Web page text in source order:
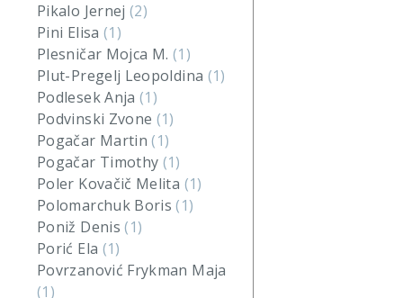
Pikalo Jernej(2)
Pini Elisa (1)
Plesničar Mojca M. (1)
Plut-Pregelj Leopoldina (1)
Podlesek Anja(1)
Podvinski Zvone (1)
Pogačar Martin(1)
Pogačar Timothy (1)
Poler Kovačič Melita (1)
Polomarchuk Boris(1)
Poniž Denis(1)
Porić Ela (1)
Povrzanović Frykman Maja
(1)